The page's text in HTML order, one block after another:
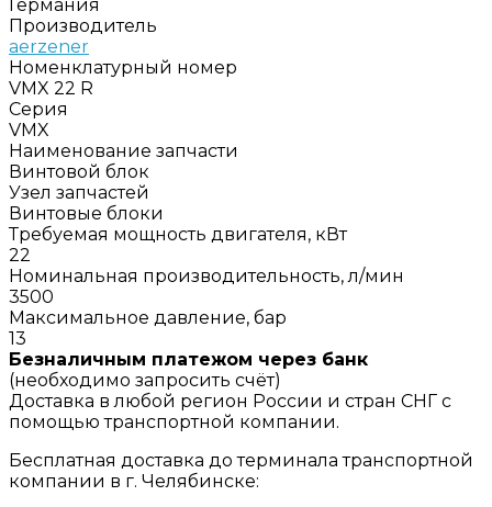
Германия
Производитель
aerzener
Номенклатурный номер
VMX 22 R
Серия
VMX
Наименование запчасти
Винтовой блок
Узел запчастей
Винтовые блоки
Требуемая мощность двигателя, кВт
22
Номинальная производительность, л/мин
3500
Максимальное давление, бар
13
Безналичным платежом через банк
(необходимо запросить счёт)
Доставка в любой регион России и стран СНГ с
помощью транспортной компании.
Бесплатная доставка до терминала транспортной
компании в г. Челябинске: